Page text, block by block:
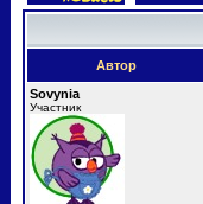
Автор
Sovynia
Участник